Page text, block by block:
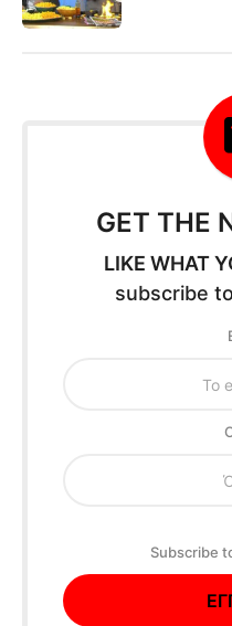
GET THE
LIKE WHAT
subscribe
Subscribe